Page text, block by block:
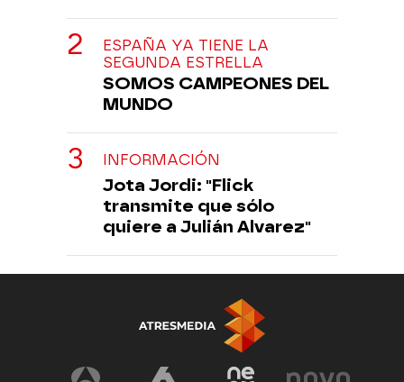
ESPAÑA YA TIENE LA
SEGUNDA ESTRELLA
SOMOS CAMPEONES DEL
MUNDO
INFORMACIÓN
Jota Jordi: "Flick
transmite que sólo
quiere a Julián Alvarez"